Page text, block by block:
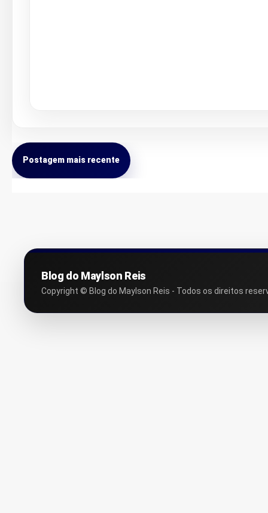
Postagem mais recente
Blog do Maylson Reis
Copyright © Blog do Maylson Reis - Todos os direitos